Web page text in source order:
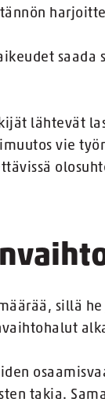
lähtevät
vie
sillä
takia.